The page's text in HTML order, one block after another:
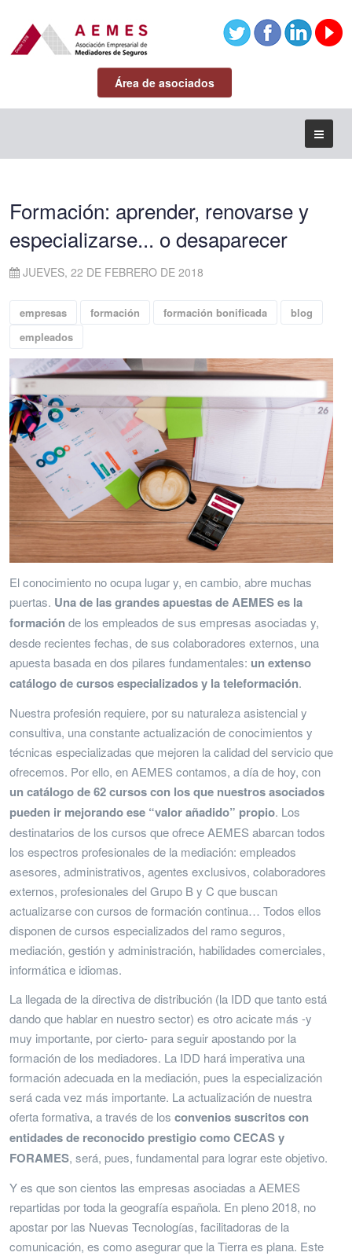
Área de asociados
Formación: aprender, renovarse y
especializarse... o desaparecer
JUEVES, 22 DE FEBRERO DE 2018
empresas formación formación bonificada
blog
empleados
El conocimiento no ocupa lugar y, en cambio, abre muchas
puertas. Una de las grandes apuestas de AEMES es la
formación de los empleados de sus empresas asociadas y,
desde recientes fechas, de sus colaboradores externos, una
apuesta basada en dos pilares fundamentales: un extenso
catálogo de cursos especializados y la teleformación.
Nuestra profesión requiere, por su naturaleza asistencial y
consultiva, una constante actualización de conocimientos y
técnicas especializadas que mejoren la calidad del servicio que
ofrecemos. Por ello, en AEMES contamos, a día de hoy, con
un catálogo de 62 cursos con los que nuestros asociados
pueden ir mejorando ese “valor añadido” propio. Los
destinatarios de los cursos que ofrece AEMES abarcan todos
los espectros profesionales de la mediación: empleados
asesores, administrativos, agentes exclusivos, colaboradores
externos, profesionales del Grupo B y C que buscan
actualizarse con cursos de formación continua… Todos ellos
disponen de cursos especializados del ramo seguros,
mediación, gestión y administración, habilidades comerciales,
informática e idiomas.
La llegada de la directiva de distribución (la IDD que tanto está
dando que hablar en nuestro sector) es otro acicate más -y
muy importante, por cierto- para seguir apostando por la
formación de los mediadores. La IDD hará imperativa una
formación adecuada en la mediación, pues la especialización
será cada vez más importante. La actualización de nuestra
oferta formativa, a través de los convenios suscritos con
entidades de reconocido prestigio como CECAS y
FORAMES, será, pues, fundamental para lograr este objetivo.
Y es que son cientos las empresas asociadas a AEMES
repartidas por toda la geografía española. En pleno 2018, no
apostar por las Nuevas Tecnologías, facilitadoras de la
comunicación, es como asegurar que la Tierra es plana. Este